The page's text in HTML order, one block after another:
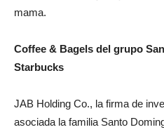
mama.
Coffee & Bagels del grupo
Starbucks
JAB Holding Co., la firma de
asociada la familia Santo